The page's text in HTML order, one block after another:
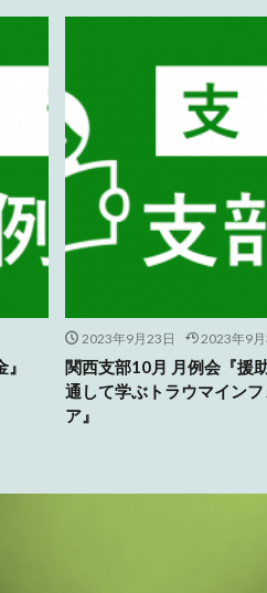
2023年9月23日 2023年9
関西支部10月 月例会『援
通して学ぶトラウマイン
ア』